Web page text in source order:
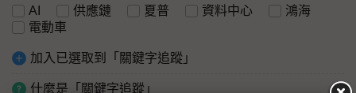
AI 供應鏈 夏普 資料中心
鴻海
電動車
加入已選取到「關鍵字追蹤」
什麼是「關鍵字追蹤」